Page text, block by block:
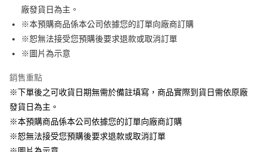
ATM付款
運送方式
預購訂單-宅配專用(🔺不同預購月份建議分開結帳，避免整筆訂單等
每筆NT$100，滿NT$1,300(含以上)免運費
預購訂單-離島宅配專用-(澎湖/金門/馬祖)(🔺不同預購月份建議分開
結帳，避免整筆訂單等超久)
每筆NT$220
廠發貨日為主。
※本預購商品係本公司依據您的訂單向廠商訂購
※恕無法接受您預購後要求退款或取消訂單
※圖片為示意
銷售重點
※下單後之可收貨日期無需於備註填寫，商品實際到貨日需依原廠
發貨日為主。
※本預購商品係本公司依據您的訂單向廠商訂購
※恕無法接受您預購後要求退款或取消訂單